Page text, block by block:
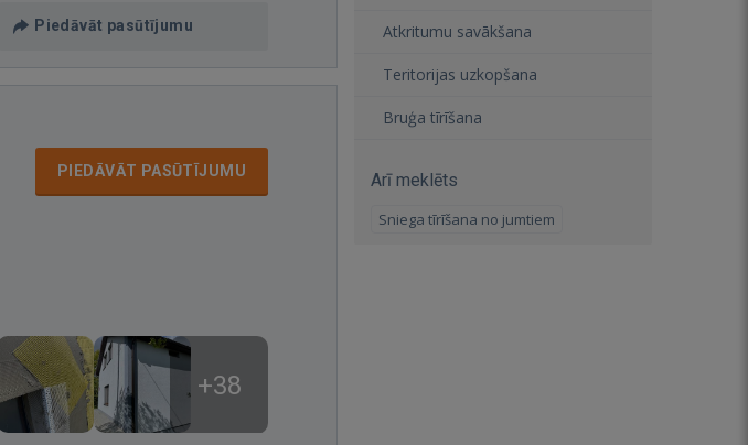
Piedāvāt pasūtījumu
PIEDĀVĀT PASŪTĪJUMU
+38
Atkritumu savākšana
Teritorijas uzkopšana
Bruģa tīrīšana
Arī meklēts
Sniega tīrīšana no jumtiem